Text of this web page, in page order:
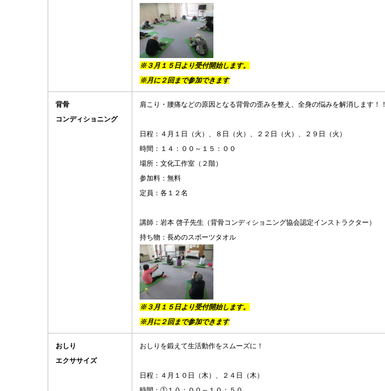
※３月１５日より受付開始します。
※月に２回まで参加できます
背骨
コンディショニング
肩こり・腰痛などの原因となる背骨の歪みを整え、全身の悩みを解消します！！
日程：４月１日（火）、８日（火）、２２日（火）、２９日（火）
時間：１４：００～１５：００
場所：文化工作室（２階）
参加料：無料
定員：各１２名
講師：岩本 啓子先生（背骨コンディショニング協会認定インストラクター）
持ち物：長めのスポーツタオル
※３月１５日より受付開始します。
※月に２回まで参加できます
おしり
エクササイズ
おしりを鍛えて生活動作をスムーズに！
日程：４月１０日（木）、２４日（木）